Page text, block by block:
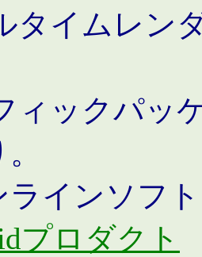
タイムレン
ィックパッ
ラインソフ
プロダクト